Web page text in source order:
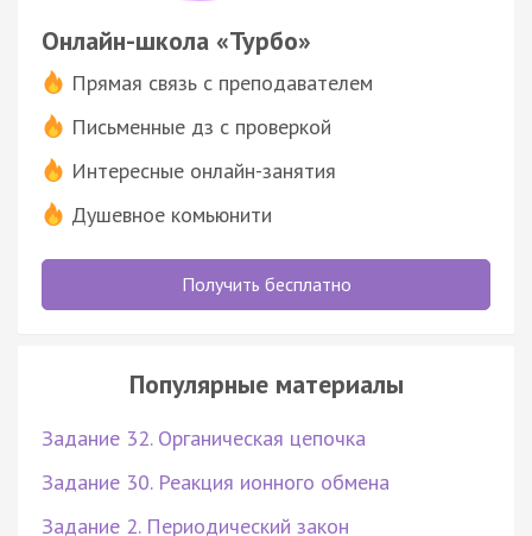
Онлайн-школа «Турбо»
Прямая связь с преподавателем
Письменные дз с проверкой
Интересные онлайн-занятия
Душевное комьюнити
Получить бесплатно
Популярные материалы
Задание 32. Органическая цепочка
Задание 30. Реакция ионного обмена
Задание 2. Периодический закон